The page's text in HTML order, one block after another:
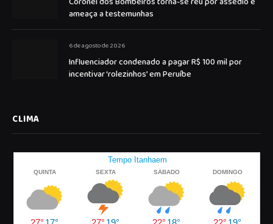
ameaça a testemunhas
6 de agosto de 2026
Influenciador condenado a pagar R$ 100 mil por
incentivar ‘rolezinhos’ em Peruíbe
CLIMA